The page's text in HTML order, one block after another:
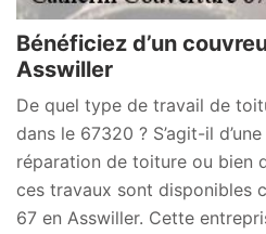
Bénéficiez d’un
Asswiller
De quel type de travail de
dans le 67320 ? S’agit-il
réparation de toiture ou bien
ces travaux sont disponibles
67 en Asswiller. Cette